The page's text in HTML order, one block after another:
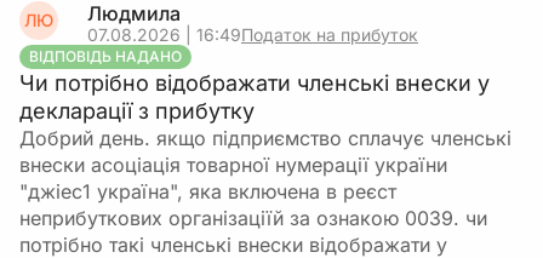
ЛЮ Людмила
07.08.2026 | 16:49Податок на прибуток
ВІДПОВІДЬ НАДАНО
Чи потрібно відображати членські внески у
декларації з прибутку
Добрий день. якщо підприємство сплачує членські
внески асоціація товарної нумерації україни
"джіес1 україна", яка включена в реєст
неприбуткових організаціїй за ознакою 0039. чи
потрібно такі членські внески відображати у